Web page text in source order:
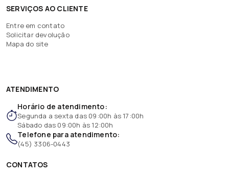
SERVIÇOS AO CLIENTE
Entre em contato
Solicitar devolução
Mapa do site
ATENDIMENTO
Horário de atendimento:
Segunda a sexta das 09:00h às 17:00h
Sábado das 09:00h às 12:00h
Telefone para atendimento:
(45) 3306-0443
CONTATOS